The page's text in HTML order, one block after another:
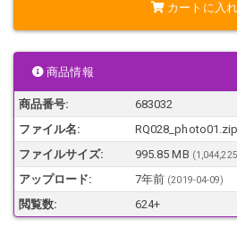
出演モデル:船橋梨子 155cm B80cm・
サーキットを彩る美脚レースクイーン。
美形イベントコンパニオン。
公衆の面前で、腰まで切れ上がった過激
オタードで脚線美を誇示。
豊かに発育して盛り上がったバスト。歩
挑発的な腋見せポーズ。
抜群のプロポーションと麗しい美貌を誇
カートに入
商品情報
商品番号:
683032
ファイル名:
RQ028_photo01.zip
ファイルサイズ:
995.85 MB
アップロード: 7年前 (2019-04-09)
閲覧数: 624+